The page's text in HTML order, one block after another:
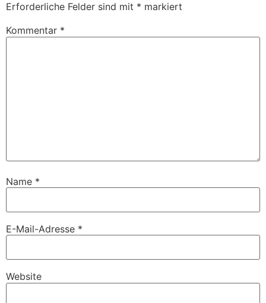
Erforderliche Felder sind mit * markiert
Kommentar *
Name *
E-Mail-Adresse *
Website